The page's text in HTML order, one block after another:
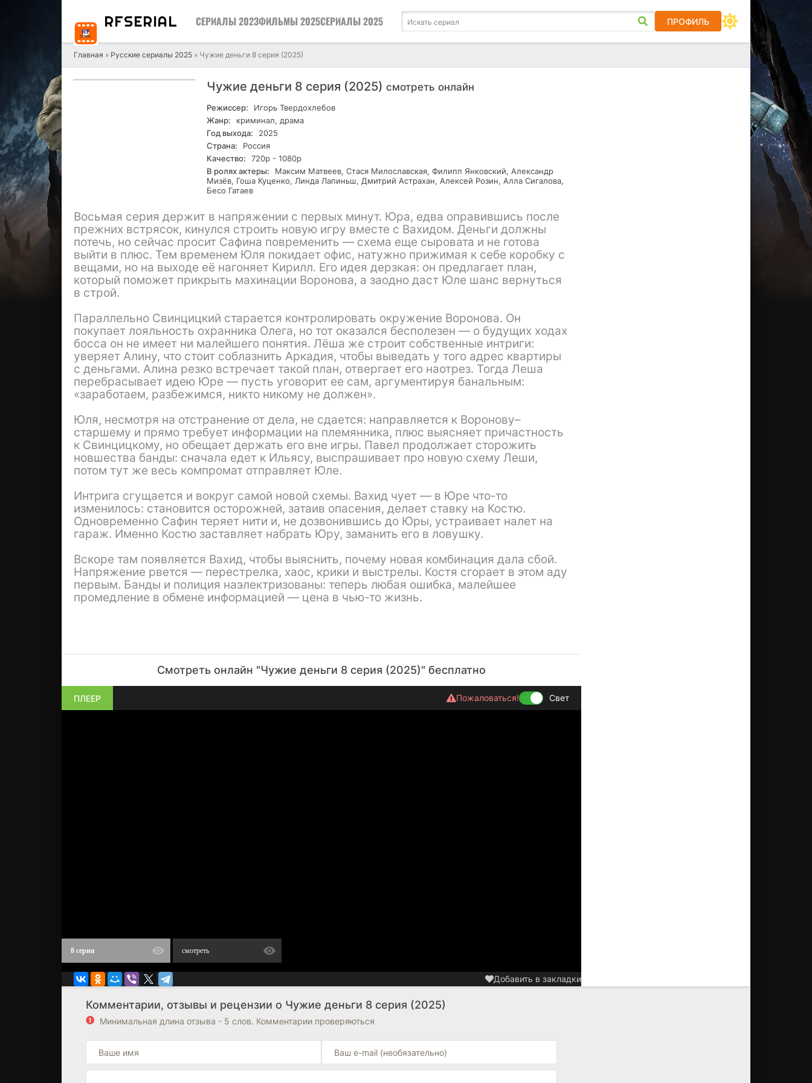
RFSERIAL СЕРИАЛЫ 2023ФИЛЬМЫ 2025СЕРИАЛЫ 2025 ПРОФИЛЬ
Главная » Русские сериалы 2025 » Чужие деньги 8 серия (2025)
Чужие деньги 8 серия (2025) смотреть онлайн
Режиссер:
Игорь Твердохлебов
Жанр:
криминал, драма
Год выхода:
2025
Страна:
Россия
Качество:
720р - 1080р
В ролях актеры:
Максим Матвеев, Стася Милославская, Филипп Янковский, Александр
Мизёв, Гоша Куценко, Линда Лапиньш, Дмитрий Астрахан, Алексей Розин, Алла Сигалова,
Бесо Гатаев
Восьмая серия держит в напряжении с первых минут. Юра, едва оправившись после
прежних встрясок, кинулся строить новую игру вместе с Вахидом. Деньги должны
потечь, но сейчас просит Сафина повременить — схема еще сыровата и не готова
выйти в плюс. Тем временем Юля покидает офис, натужно прижимая к себе коробку с
вещами, но на выходе её нагоняет Кирилл. Его идея дерзкая: он предлагает план,
который поможет прикрыть махинации Воронова, а заодно даст Юле шанс вернуться
в строй.
Параллельно Свинцицкий старается контролировать окружение Воронова. Он
покупает лояльность охранника Олега, но тот оказался бесполезен — о будущих ходах
босса он не имеет ни малейшего понятия. Лёша же строит собственные интриги:
уверяет Алину, что стоит соблазнить Аркадия, чтобы выведать у того адрес квартиры
с деньгами. Алина резко встречает такой план, отвергает его наотрез. Тогда Леша
перебрасывает идею Юре — пусть уговорит ее сам, аргументируя банальным:
«заработаем, разбежимся, никто никому не должен».
Юля, несмотря на отстранение от дела, не сдается: направляется к Воронову–
старшему и прямо требует информации на племянника, плюс выясняет причастность
к Свинцицкому, но обещает держать его вне игры. Павел продолжает сторожить
новшества банды: сначала едет к Ильясу, выспрашивает про новую схему Леши,
потом тут же весь компромат отправляет Юле.
Интрига сгущается и вокруг самой новой схемы. Вахид чует — в Юре что-то
изменилось: становится осторожней, затаив опасения, делает ставку на Костю.
Одновременно Сафин теряет нити и, не дозвонившись до Юры, устраивает налет на
гараж. Именно Костю заставляет набрать Юру, заманить его в ловушку.
Вскоре там появляется Вахид, чтобы выяснить, почему новая комбинация дала сбой.
Напряжение рвется — перестрелка, хаос, крики и выстрелы. Костя сгорает в этом аду
первым. Банды и полиция наэлектризованы: теперь любая ошибка, малейшее
промедление в обмене информацией — цена в чью-то жизнь.
Смотреть онлайн "Чужие деньги 8 серия (2025)" бесплатно
ПЛЕЕР Пожаловаться! Свет
8 серия смотреть
Добавить в закладки
Комментарии, отзывы и рецензии о Чужие деньги 8 серия (2025)
Минимальная длина отзыва - 5 слов. Комментарии проверяються